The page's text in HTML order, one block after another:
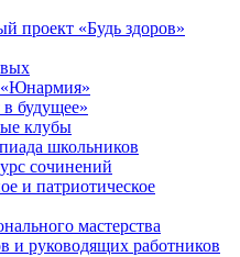
проект «Будь здоров»
будущее»
клубы
школьников
сочинений
и патриотическое
мастерства
и руководящих работников